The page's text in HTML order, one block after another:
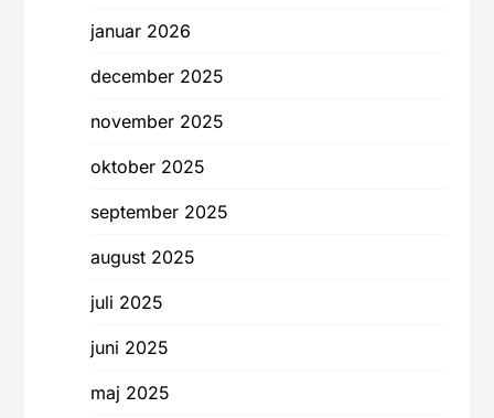
januar 2026
december 2025
november 2025
oktober 2025
september 2025
august 2025
juli 2025
juni 2025
maj 2025